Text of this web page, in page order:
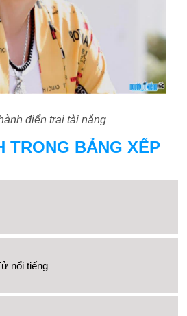
điển trai tài năng
TRONG BẢNG XẾP
nổi tiếng